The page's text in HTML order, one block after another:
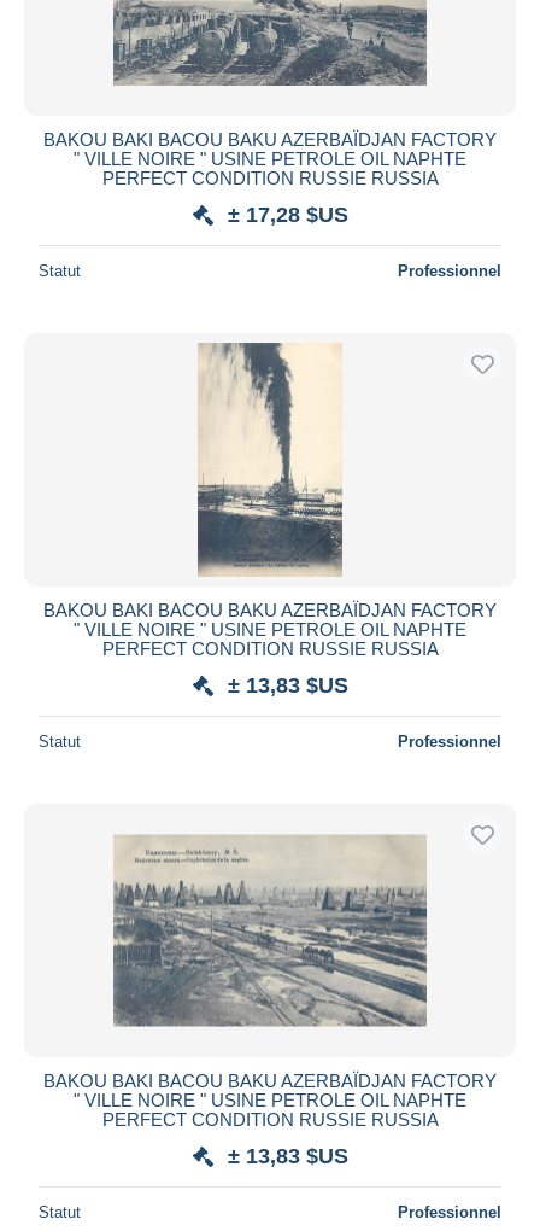
BAKOU BAKI BACOU BAKU AZERBAÏDJAN FACTORY
" VILLE NOIRE " USINE PETROLE OIL NAPHTE
PERFECT CONDITION RUSSIE RUSSIA
± 17,28 $US
Statut Professionnel
BAKOU BAKI BACOU BAKU AZERBAÏDJAN FACTORY
" VILLE NOIRE " USINE PETROLE OIL NAPHTE
PERFECT CONDITION RUSSIE RUSSIA
± 13,83 $US
Statut Professionnel
BAKOU BAKI BACOU BAKU AZERBAÏDJAN FACTORY
" VILLE NOIRE " USINE PETROLE OIL NAPHTE
PERFECT CONDITION RUSSIE RUSSIA
± 13,83 $US
Statut Professionnel